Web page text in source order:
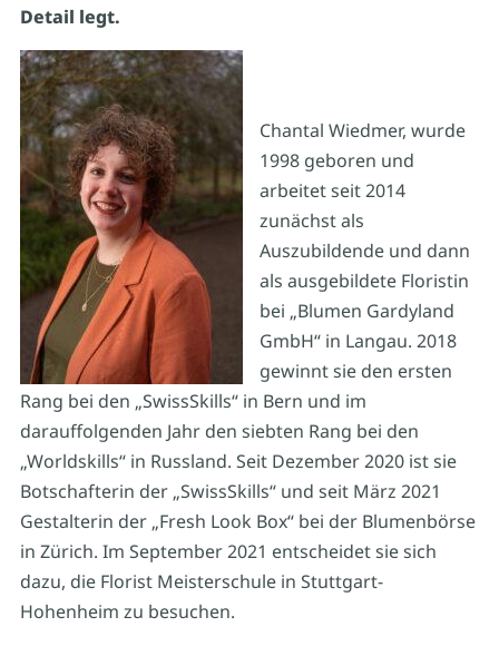
Detail legt.
Chantal Wiedmer, wurde
1998 geboren und
arbeitet seit 2014
zunächst als
Auszubildende und dann
als ausgebildete Floristin
bei „Blumen Gardyland
GmbH“ in Langau. 2018
gewinnt sie den ersten
Rang bei den „SwissSkills“ in Bern und im
darauffolgenden Jahr den siebten Rang bei den
„Worldskills“ in Russland. Seit Dezember 2020 ist sie
Botschafterin der „SwissSkills“ und seit März 2021
Gestalterin der „Fresh Look Box“ bei der Blumenbörse
in Zürich. Im September 2021 entscheidet sie sich
dazu, die Florist Meisterschule in Stuttgart-
Hohenheim zu besuchen.